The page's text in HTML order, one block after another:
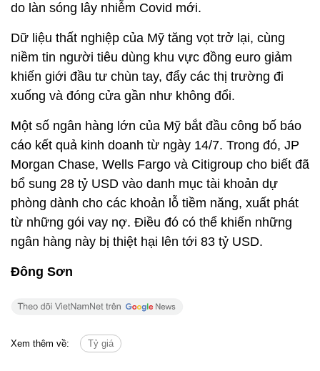
do làn sóng lây nhiễm Covid mới.
Dữ liệu thất nghiệp của Mỹ tăng vọt trở lại, cùng
niềm tin người tiêu dùng khu vực đồng euro giảm
khiến giới đầu tư chùn tay, đẩy các thị trường đi
xuống và đóng cửa gần như không đổi.
Một số ngân hàng lớn của Mỹ bắt đầu công bố báo
cáo kết quả kinh doanh từ ngày 14/7. Trong đó, JP
Morgan Chase, Wells Fargo và Citigroup cho biết đã
bổ sung 28 tỷ USD vào danh mục tài khoản dự
phòng dành cho các khoản lỗ tiềm năng, xuất phát
từ những gói vay nợ. Điều đó có thể khiến những
ngân hàng này bị thiệt hại lên tới 83 tỷ USD.
Đông Sơn
Xem thêm về: Tỷ giá